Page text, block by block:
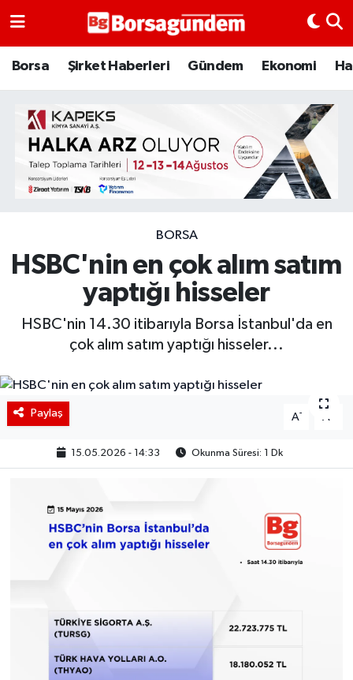
Borsa Şirket Haberleri Gündem Ekonomi
BORSA
HSBC'nin en çok alım satım
yaptığı hisseler
HSBC'nin 14.30 itibarıyla Borsa İstanbul'da en
çok alım satım yaptığı hisseler...
Paylaş A- A
15.05.2026 - 14:33 Okunma Süresi: 1 Dk
Borsa
Emtia
Galeri
Bitcoin
Şirket Haberleri
Borsa Gundem
BIST 100 Isı Haritası
Coin Isı Haritası
Ekonomik Takvim
Kiripto Para Piyasası
Gizlilik Sözleşmesi
İletişim